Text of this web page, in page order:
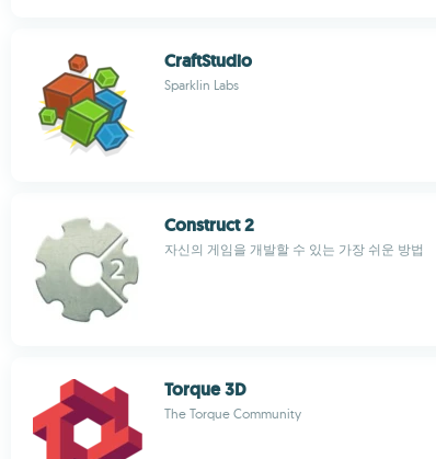
CraftStudio
Sparklin Labs
Construct 2
자신의 게임을 개발할 수 있는 가장 쉬운 방법
Torque 3D
The Torque Community